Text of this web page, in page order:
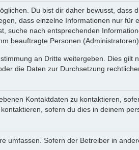
Du bist dir daher bewusst, dass
dass einzelne Informationen nur
suche nach entsprechenden
beauftragte Personen (Administratoren)
an Dritte weitergeben. Dies gilt
die Daten zur Durchsetzung
Kontaktdaten zu kontaktieren,
sofern du dies in deinem
umfassen. Sofern der Betreiber in